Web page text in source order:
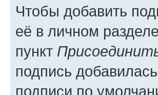
Чтобы добавить
её в личном
пункт
подпись
подписи по